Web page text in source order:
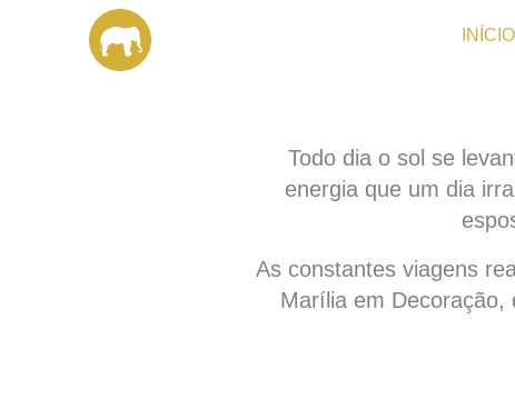
INÍCIO
Todo dia o sol se
energia que um dia
As constantes viagens
Marília em Decoração,